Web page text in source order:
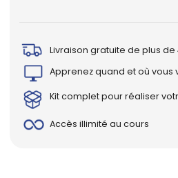
Livraison gratuite de plus de
Apprenez quand et où vous
Kit complet pour réaliser
Accès illimité au cours